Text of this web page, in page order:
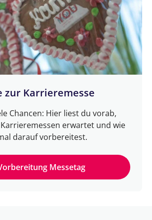
zur Karrieremesse
Chancen: Hier liest du vorab,
erwartet und wie
darauf vorbereitest.
Messetag